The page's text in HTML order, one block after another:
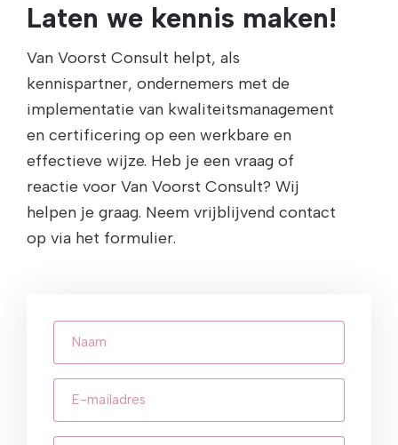
Laten we kennis maken!
Van Voorst Consult helpt, als
kennispartner, ondernemers met de
implementatie van kwaliteitsmanagement
en certificering op een werkbare en
effectieve wijze. Heb je een vraag of
reactie voor Van Voorst Consult? Wij
helpen je graag. Neem vrijblijvend contact
op via het formulier.
Naam
mailadres